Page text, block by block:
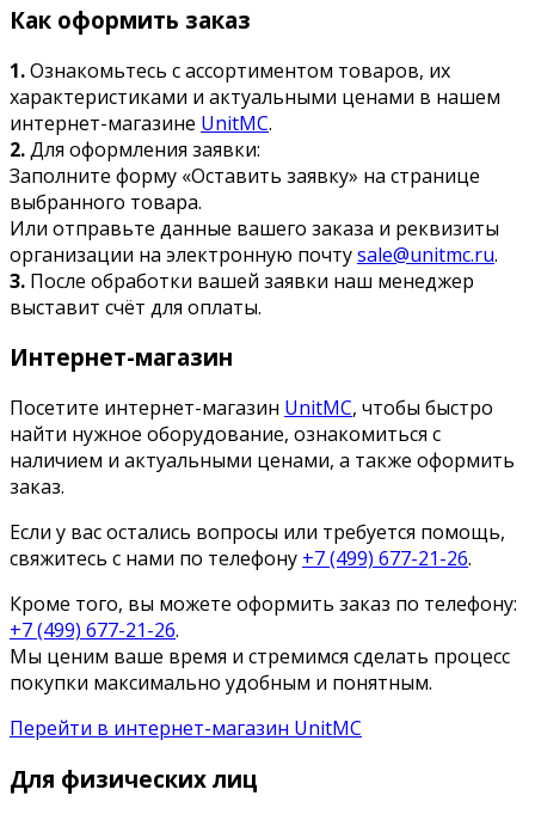
Как оформить заказ
1.Ознакомьтесь с ассортиментом товаров, их
характеристиками и актуальными ценами в нашем
интернет-магазине UnitMC.
2.Для оформления заявки:
Заполните форму «Оставить заявку» на странице
выбранного товара.
Или отправьте данные вашего заказа и реквизиты
организации на электронную почтуsale@unitmc.ru.
3. После обработки вашей заявки наш менеджер
выставит счёт для оплаты.
Интернет-магазин
Посетите интернет-магазин UnitMC, чтобы быстро
найти нужное оборудование, ознакомиться с
наличием и актуальными ценами, а также оформить
заказ.
Если у вас остались вопросы или требуется помощь,
свяжитесь с нами по телефону +7 (499) 677-21-26.
Кроме того, вы можете оформить заказ по телефону:
+7 (499) 677-21-26.
Мы ценим ваше время и стремимся сделать процесс
покупки максимально удобным и понятным.
Перейти в интернет-магазин UnitMC
Для физических лиц